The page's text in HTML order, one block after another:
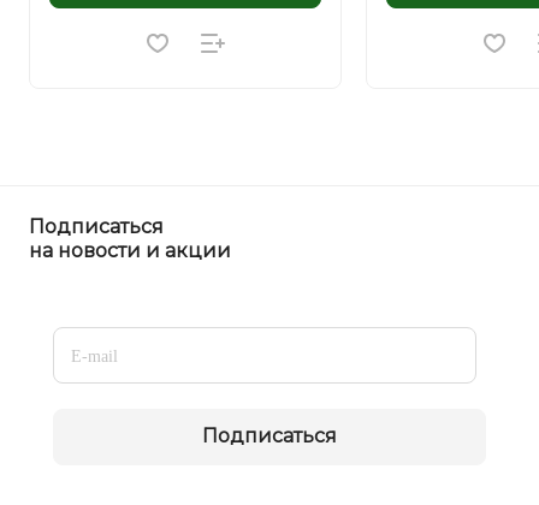
Подписаться
на новости и акции
Подписаться